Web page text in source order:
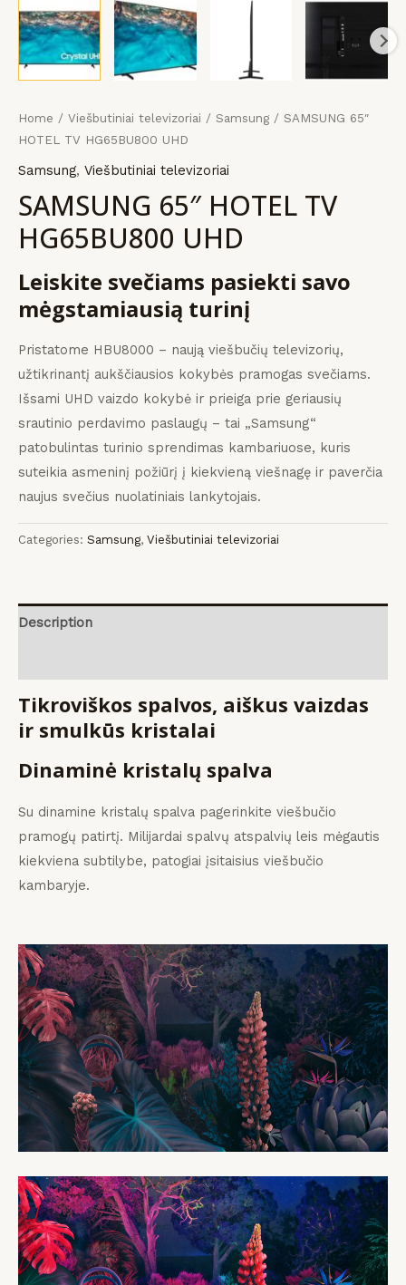
Home / Viešbutiniai televizoriai / Samsung / SAMSUNG 65″
HOTEL TV HG65BU800 UHD
Samsung, Viešbutiniai televizoriai
SAMSUNG 65″ HOTEL TV
HG65BU800 UHD
Leiskite svečiams pasiekti savo
mėgstamiausią turinį
Pristatome HBU8000 – naują viešbučių televizorių,
užtikrinantį aukščiausios kokybės pramogas svečiams.
Išsami UHD vaizdo kokybė ir prieiga prie geriausių
srautinio perdavimo paslaugų – tai „Samsung“
patobulintas turinio sprendimas kambariuose, kuris
suteikia asmeninį požiūrį į kiekvieną viešnagę ir paverčia
naujus svečius nuolatiniais lankytojais.
Categories: Samsung, Viešbutiniai televizoriai
Description
Tikroviškos spalvos, aiškus vaizdas
ir smulkūs kristalai
Dinaminė kristalų spalva
Su dinamine kristalų spalva pagerinkite viešbučio
pramogų patirtį. Milijardai spalvų atspalvių leis mėgautis
kiekviena subtilybe, patogiai įsitaisius viešbučio
kambaryje.
payment
įrangos
mus